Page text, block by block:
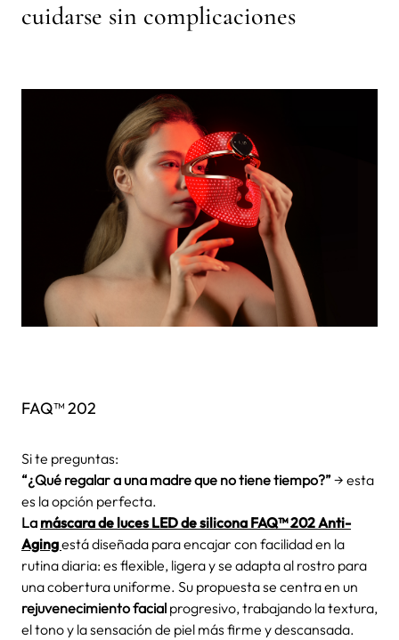
cuidarse sin complicaciones
FAQ™ 202
Si te preguntas:
“¿Qué regalar a una madre que no tiene tiempo?”→ esta
es la opción perfecta.
La máscara de luces LED de silicona FAQ™ 202Anti-
Agingestá diseñada para encajar con facilidad en la
rutina diaria: es flexible, ligera y se adapta al rostro para
una cobertura uniforme. Su propuesta se centra en un
rejuvenecimiento facial progresivo, trabajando la textura,
el tono y la sensación de piel más firme y descansada.